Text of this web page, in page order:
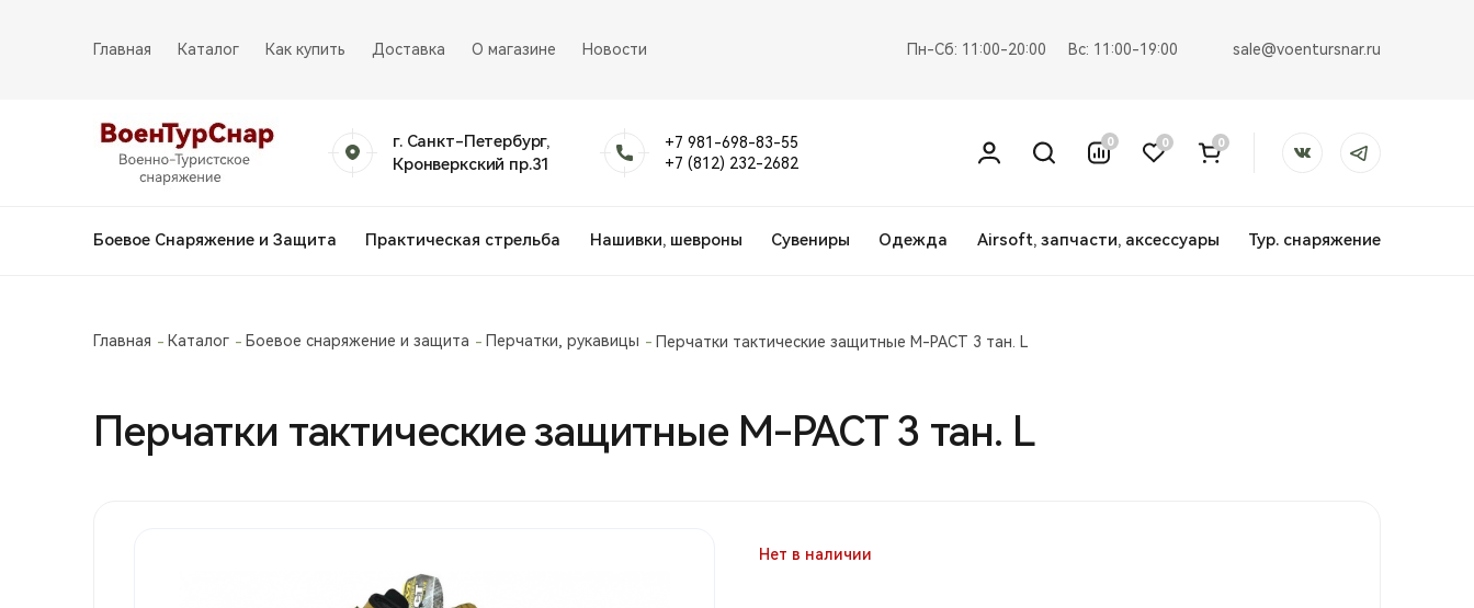
Главная Каталог Как купить Доставка О магазине Новости Пн-Сб: 11:00-20:00 Вс: 11:00-19:00 sale@voentursnar.ru
г. Санкт-Петербург,
Кронверкский пр.31
+7 981-698-83-55
+7 (812) 232-2682
0 0 0
Боевое Снаряжение и Защита Практическая стрельба Нашивки, шевроны Сувениры Одежда Airsoft, запчасти, аксессуары Тур. снаряжение
Главная Каталог Боевое снаряжение и защита Перчатки, рукавицы Перчатки тактические защитные M-PACT 3 тан. L
Перчатки тактические защитные M-PACT 3 тан. L
Нет в наличии